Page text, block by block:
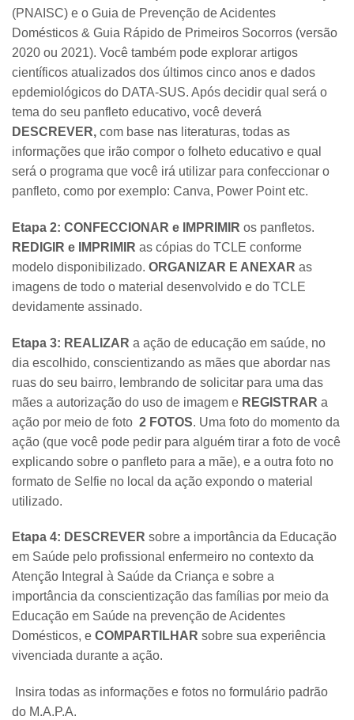
(PNAISC) e o Guia de Prevenção de Acidentes
Domésticos & Guia Rápido de Primeiros Socorros (versão
2020 ou 2021). Você também pode explorar artigos
científicos atualizados dos últimos cinco anos e dados
epdemiológicos do DATA-SUS. Após decidir qual será o
tema do seu panfleto educativo, você deverá
DESCREVER, com base nas literaturas, todas as
informações que irão compor o folheto educativo e qual
será o programa que você irá utilizar para confeccionar o
panfleto, como por exemplo: Canva, Power Point etc.
Etapa 2: CONFECCIONAR e IMPRIMIR os panfletos.
REDIGIR e IMPRIMIR as cópias do TCLE conforme
modelo disponibilizado. ORGANIZAR E ANEXAR as
imagens de todo o material desenvolvido e do TCLE
devidamente assinado.
Etapa 3: REALIZAR a ação de educação em saúde, no
dia escolhido, conscientizando as mães que abordar nas
ruas do seu bairro, lembrando de solicitar para uma das
mães a autorização do uso de imagem e REGISTRAR a
ação por meio de foto 2 FOTOS. Uma foto do momento da
ação (que você pode pedir para alguém tirar a foto de você
explicando sobre o panfleto para a mãe), e a outra foto no
formato de Selfie no local da ação expondo o material
utilizado.
Etapa 4: DESCREVER sobre a importância da Educação
em Saúde pelo profissional enfermeiro no contexto da
Atenção Integral à Saúde da Criança e sobre a
importância da conscientização das famílias por meio da
Educação em Saúde na prevenção de Acidentes
Domésticos, e COMPARTILHAR sobre sua experiência
vivenciada durante a ação.
Insira todas as informações e fotos no formulário padrão
do M.A.P.A.